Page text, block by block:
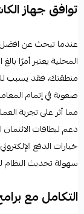
توافق جهاز
عندما تبحث عن
المحلية يعتبر أمرًا
منطقتك، فقد يسبب
صعوبة في إتمام
مما أثر على تجربة
دعم لبطاقات الائتمان
خيارات الدفع
سهولة تحديث النظام
التكامل مع